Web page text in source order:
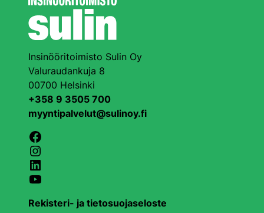
Insinööritoimisto Sulin Oy
Valuraudankuja 8
00700 Helsinki
+358 9 3505 700
myyntipalvelut@sulinoy.fi
Facebook
Instagram
LinkedIn
YouTube
Rekisteri- ja tietosuojaseloste